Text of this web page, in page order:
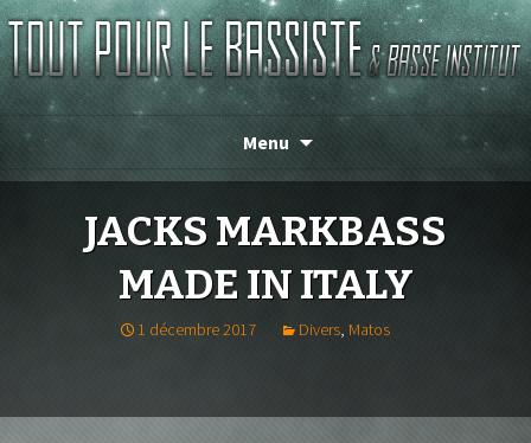
TOUT POUR LE BASSISTE
Menu
JACKS MARKBASS
MADE IN ITALY
1 décembre 2017 Divers, Matos